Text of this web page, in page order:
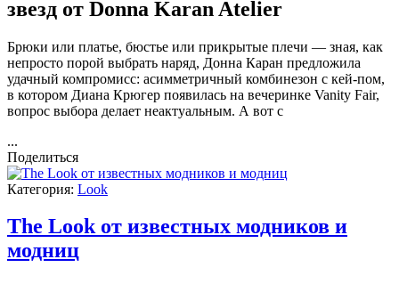
звезд от Donna Karan Atelier
Брюки или платье, бюстье или прикрытые плечи — зная, как
непросто порой выбрать наряд, Донна Каран предложила
удачный компромисс: асимметричный комбинезон с кей-пом,
в котором Диана Крюгер появилась на вечеринке Vanity Fair,
вопрос выбора делает неактуальным. А вот с
...
Поделиться
Категория: Look
The Look от известных модников и
модниц